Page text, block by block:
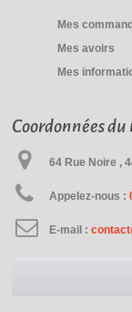
Mes
Mes avoirs
Mes
Coordonnées
64 Rue Noire ,
Appelez-nous :
E-mail :